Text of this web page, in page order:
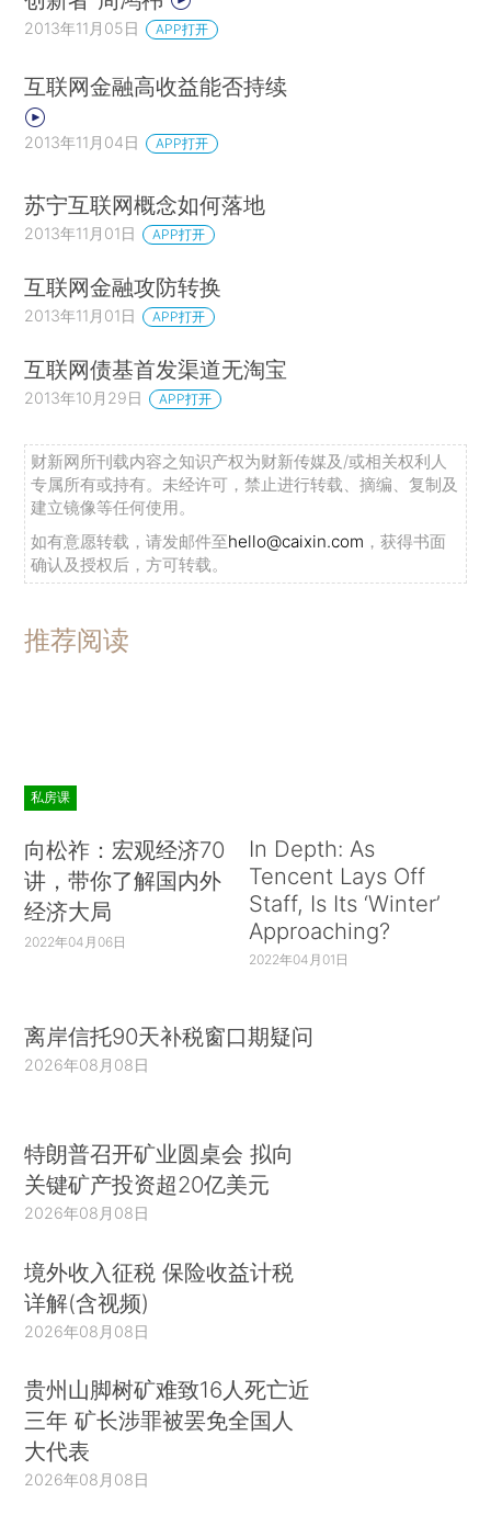
2013年11月05日 APP打开
互联网金融高收益能否持续
2013年11月04日 APP打开
苏宁互联网概念如何落地
2013年11月01日 APP打开
互联网金融攻防转换
2013年11月01日 APP打开
互联网债基首发渠道无淘宝
2013年10月29日 APP打开
财新网所刊载内容之知识产权为财新传媒及/或相关权利人
专属所有或持有。未经许可，禁止进行转载、摘编、复制及
建立镜像等任何使用。
如有意愿转载，请发邮件至hello@caixin.com ，获得书面
确认及授权后，方可转载。
推荐阅读
私房课
向松祚：宏观经济70
讲，带你了解国内外
经济大局
2022年04月06日
In Depth: As
Tencent Lays Off
Staff, Is Its ‘Winter’
Approaching?
2022年04月01日
离岸信托90天补税窗口期疑问
2026年08月08日
特朗普召开矿业圆桌会 拟向
关键矿产投资超20亿美元
2026年08月08日
境外收入征税 保险收益计税
详解(含视频)
2026年08月08日
贵州山脚树矿难致16人死亡近
三年 矿长涉罪被罢免全国人
大代表
2026年08月08日